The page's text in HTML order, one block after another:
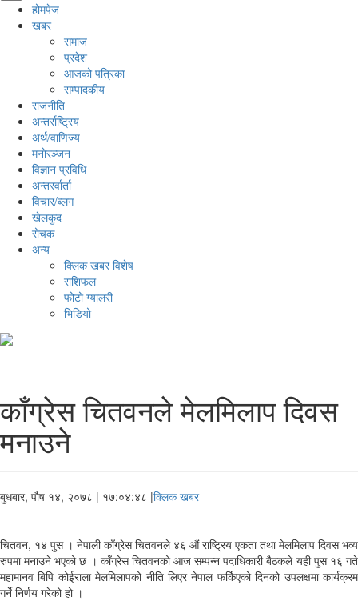
होमपेज
खबर
समाज
प्रदेश
आजको पत्रिका
सम्पादकीय
राजनीति
अन्तर्राष्ट्रिय
अर्थ/वाणिज्य
मनाेरञ्जन
विज्ञान प्रविधि
अन्तरर्वार्ता
विचार/ब्लग
खेलकुद
रोचक
अन्य
क्लिक खबर विशेष
राशिफल
फोटो ग्यालरी
भिडियो
काँग्रेस चितवनले मेलमिलाप दिवस
मनाउने
बुधबार, पौष १४, २०७८ | १७:०४:४८ |क्लिक खबर
चितवन, १४ पुस । नेपाली काँग्रेस चितवनले ४६ औं राष्ट्रिय एकता तथा मेलमिलाप दिवस भव्य
रुपमा मनाउने भएको छ । काँग्रेस चितवनको आज सम्पन्न पदाधिकारी बैठकले यही पुस १६ गते
महामानव बिपि कोईराला मेलमिलापको नीति लिएर नेपाल फर्किएको दिनको उपलक्षमा कार्यक्रम
गर्ने निर्णय गरेको हो ।